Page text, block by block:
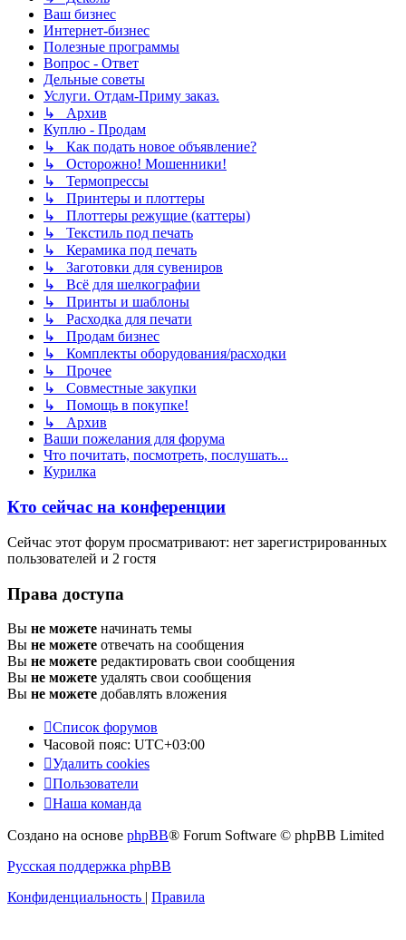
Ваш бизнес
Интернет-бизнес
Полезные программы
Вопрос - Ответ
Дельные советы
Услуги. Отдам-Приму заказ.
↳ Архив
Куплю - Продам
↳ Как подать новое объявление?
↳ Осторожно! Мошенники!
↳ Термопрессы
↳ Принтеры и плоттеры
↳ Плоттеры режущие (каттеры)
↳ Текстиль под печать
↳ Керамика под печать
↳ Заготовки для сувениров
↳ Всё для шелкографии
↳ Принты и шаблоны
↳ Расходка для печати
↳ Продам бизнес
↳ Комплекты оборудования/расходки
↳ Прочее
↳ Совместные закупки
↳ Помощь в покупке!
↳ Архив
Ваши пожелания для форума
Что почитать, посмотреть, послушать...
Курилка
Кто сейчас на конференции
Сейчас этот форум просматривают: нет зарегистрированных
пользователей и 2 гостя
Права доступа
Вы не можете начинать темы
Вы не можете отвечать на сообщения
Вы не можете редактировать свои сообщения
Вы не можете удалять свои сообщения
Вы не можете добавлять вложения
Список форумов
Часовой пояс: UTC+03:00
Удалить cookies
Пользователи
Наша команда
Создано на основе phpBB® Forum Software © phpBB Limited
Русская поддержка phpBB
Конфиденциальность | Правила